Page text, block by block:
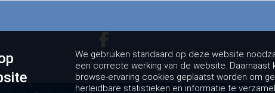
We gebruiken standaard op deze website
een correcte werking van de website. Daarnaast
browse-ervaring cookies geplaatst worden om
herleidbare statistieken en informatie te